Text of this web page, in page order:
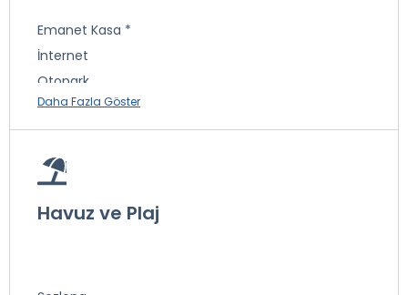
Emanet Kasa *
İnternet
Otopark
* ile işaretli özellikler ücretlidir.
Daha Fazla Göster
Havuz ve Plaj